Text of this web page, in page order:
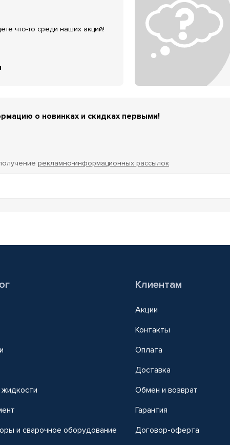
что-то среди наших акций!
о новинках и скидках первыми!
рекламно-информационных рассылок
и сварочное оборудование
Клиентам
Акции
Контакты
Оплата
Доставка
Обмен и возврат
Гарантия
Договор-оферта